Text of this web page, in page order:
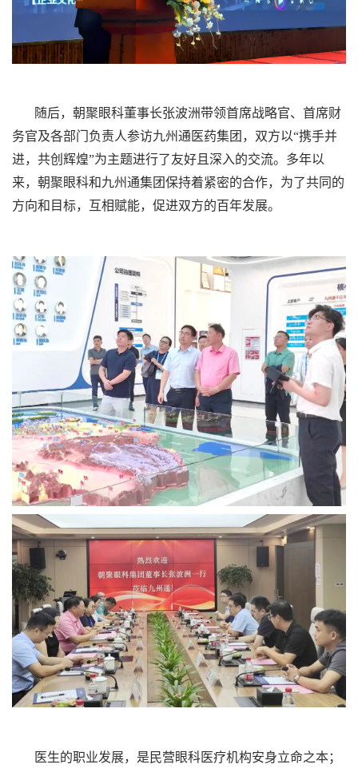
随后，朝聚眼科董事长张波洲带领首席战略官、首席财
务官及各部门负责人参访九州通医药集团，双方以“携手并
进，共创辉煌”为主题进行了友好且深入的交流。多年以
来，朝聚眼科和九州通集团保持着紧密的合作，为了共同的
方向和目标，互相赋能，促进双方的百年发展。
医生的职业发展，是民营眼科医疗机构安身立命之本；